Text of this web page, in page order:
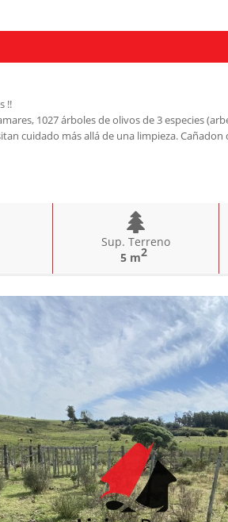
!!
1027 árboles de olivos de 3 especies
cuidado más allá de una limpieza.
Sup. Terreno
5 m2